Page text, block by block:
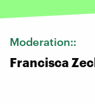
Moderation::
Francisca